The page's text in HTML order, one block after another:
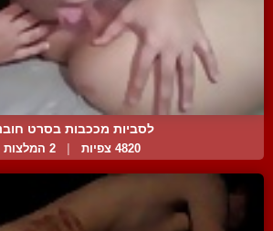
לסביות מככבות בסרט
4820 צפיות 2 המלצות